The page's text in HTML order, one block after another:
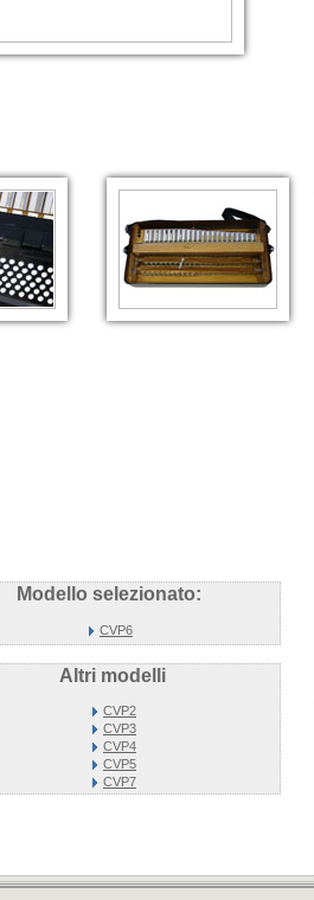
Modello selezionato:
CVP6
Altri modelli
CVP2
CVP3
CVP4
CVP5
CVP7